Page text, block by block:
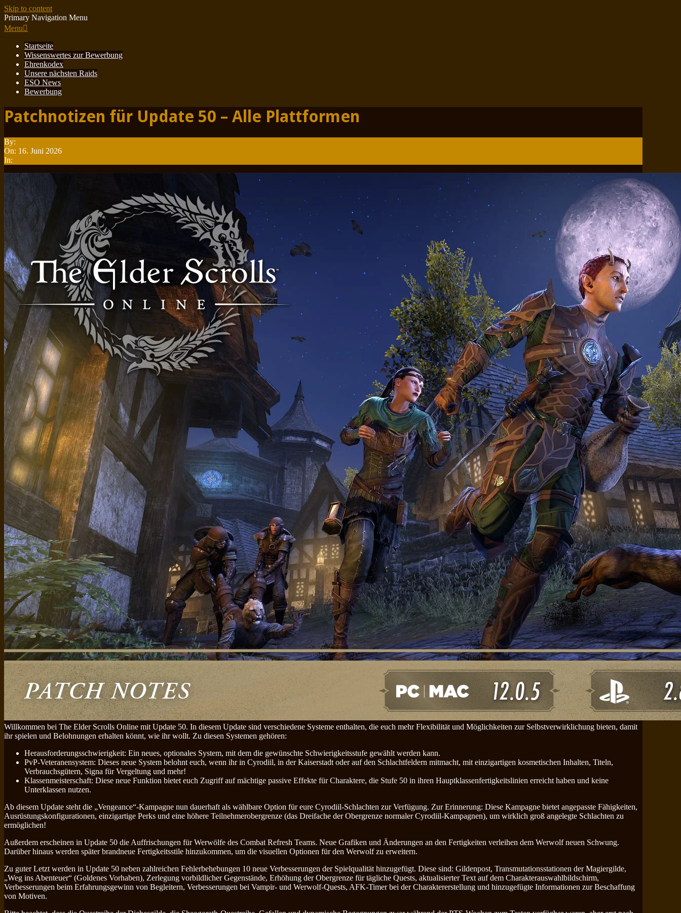
Skip to content
Primary Navigation Menu
Menu
Startseite
Wissenswertes zur Bewerbung
Ehrenkodex
Unsere nächsten Raids
ESO News
Bewerbung
Patchnotizen für Update 50 – Alle Plattformen
By:
On: 16. Juni 2026
In:
Willkommen bei The Elder Scrolls Online mit Update 50. In diesem Update sind verschiedene Systeme enthalten, die euch mehr Flexibilität und Möglichkeiten zur Selbstverwirklichung bieten, damit
ihr spielen und Belohnungen erhalten könnt, wie ihr wollt. Zu diesen Systemen gehören:
Herausforderungsschwierigkeit: Ein neues, optionales System, mit dem die gewünschte Schwierigkeitsstufe gewählt werden kann.
PvP-Veteranensystem: Dieses neue System belohnt euch, wenn ihr in Cyrodiil, in der Kaiserstadt oder auf den Schlachtfeldern mitmacht, mit einzigartigen kosmetischen Inhalten, Titeln,
Verbrauchsgütern, Signa für Vergeltung und mehr!
Klassenmeisterschaft: Diese neue Funktion bietet euch Zugriff auf mächtige passive Effekte für Charaktere, die Stufe 50 in ihren Hauptklassenfertigkeitslinien erreicht haben und keine
Unterklassen nutzen.
Ab diesem Update steht die „Vengeance“-Kampagne nun dauerhaft als wählbare Option für eure Cyrodiil-Schlachten zur Verfügung. Zur Erinnerung: Diese Kampagne bietet angepasste Fähigkeiten,
Ausrüstungskonfigurationen, einzigartige Perks und eine höhere Teilnehmerobergrenze (das Dreifache der Obergrenze normaler Cyrodiil-Kampagnen), um wirklich groß angelegte Schlachten zu
ermöglichen!
Außerdem erscheinen in Update 50 die Auffrischungen für Werwölfe des Combat Refresh Teams. Neue Grafiken und Änderungen an den Fertigkeiten verleihen dem Werwolf neuen Schwung.
Darüber hinaus werden später brandneue Fertigkeitsstile hinzukommen, um die visuellen Optionen für den Werwolf zu erweitern.
Zu guter Letzt werden in Update 50 neben zahlreichen Fehlerbehebungen 10 neue Verbesserungen der Spielqualität hinzugefügt. Diese sind: Gildenpost, Transmutationsstationen der Magiergilde,
„Weg ins Abenteuer“ (Goldenes Vorhaben), Zerlegung vorbildlicher Gegenstände, Erhöhung der Obergrenze für tägliche Quests, aktualisierter Text auf dem Charakterauswahlbildschirm,
Verbesserungen beim Erfahrungsgewinn von Begleitern, Verbesserungen bei Vampir- und Werwolf-Quests, AFK-Timer bei der Charaktererstellung und hinzugefügte Informationen zur Beschaffung
von Motiven.